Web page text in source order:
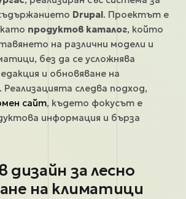
Drupal. Проектът е
продуктов каталог, който
на различни модели и
без да се усложнява
и обновяване на
следва подход,
сайт, където фокусът е
информация и бърза
дизайн за лесно
на климатици